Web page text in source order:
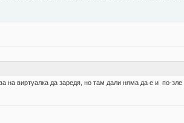
виртуалка да заредя, но там дали няма да е и по-зле